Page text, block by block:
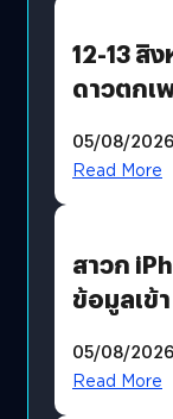
12-13 สิ
ดาวตกเ
05/08/2026
Read More
สาวก
ข้อมูลเข้
05/08/2026
Read More